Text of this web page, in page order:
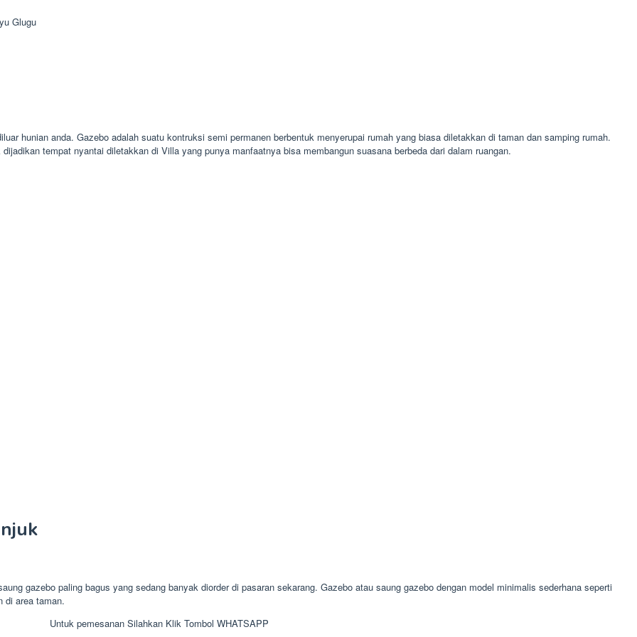
Glugu
hunian anda. Gazebo adalah suatu kontruksi semi permanen berbentuk menyerupai rumah yang biasa diletakkan di taman dan samping rumah.
tempat nyantai diletakkan di Villa yang punya manfaatnya bisa membangun suasana berbeda dari dalam ruangan.
gazebo paling bagus yang sedang banyak diorder di pasaran sekarang. Gazebo atau saung gazebo dengan model minimalis sederhana seperti
di area taman.
Untuk pemesanan Silahkan Klik Tombol WHATSAPP